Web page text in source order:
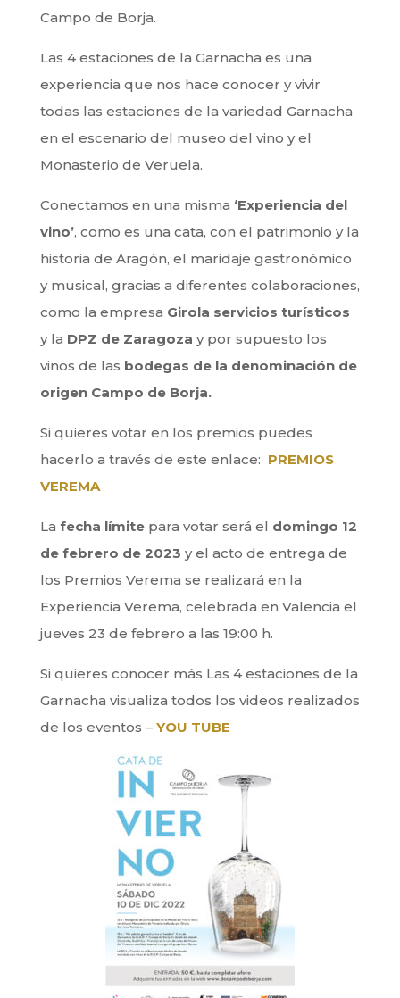
Campo de Borja.
Las 4 estaciones de la Garnacha es una
experiencia que nos hace conocer y vivir
todas las estaciones de la variedad Garnacha
en el escenario del museo del vino y el
Monasterio de Veruela.
Conectamos en una misma ‘Experiencia del
vino’, como es una cata, con el patrimonio y la
historia de Aragón, el maridaje gastronómico
y musical, gracias a diferentes colaboraciones,
como la empresa Girola servicios turísticos
y la DPZ de Zaragoza y por supuesto los
vinos de las bodegas de la denominación de
origen Campo de Borja.
Si quieres votar en los premios puedes
hacerlo a través de este enlace: PREMIOS
VEREMA
La fecha límitepara votar será el domingo 12
de febrero de 2023 y el acto de entrega de
los Premios Verema se realizará en la
Experiencia Verema, celebrada en Valencia el
jueves 23 de febrero a las 19:00 h.
Si quieres conocer más Las 4 estaciones de la
Garnacha visualiza todos los videos realizados
de los eventos – YOU TUBE